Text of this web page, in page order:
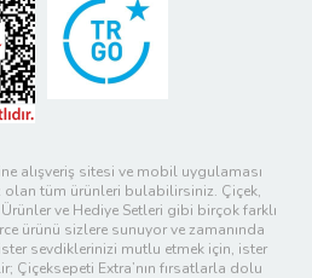
alışveriş sitesi ve mobil uygulaması
olan tüm ürünleri bulabilirsiniz. Çiçek,
ve Hediye Setleri gibi birçok farklı
ürünü sizlere sunuyor ve zamanında
sevdiklerinizi mutlu etmek için, ister
Çiçeksepeti Extra’nın fırsatlarla dolu